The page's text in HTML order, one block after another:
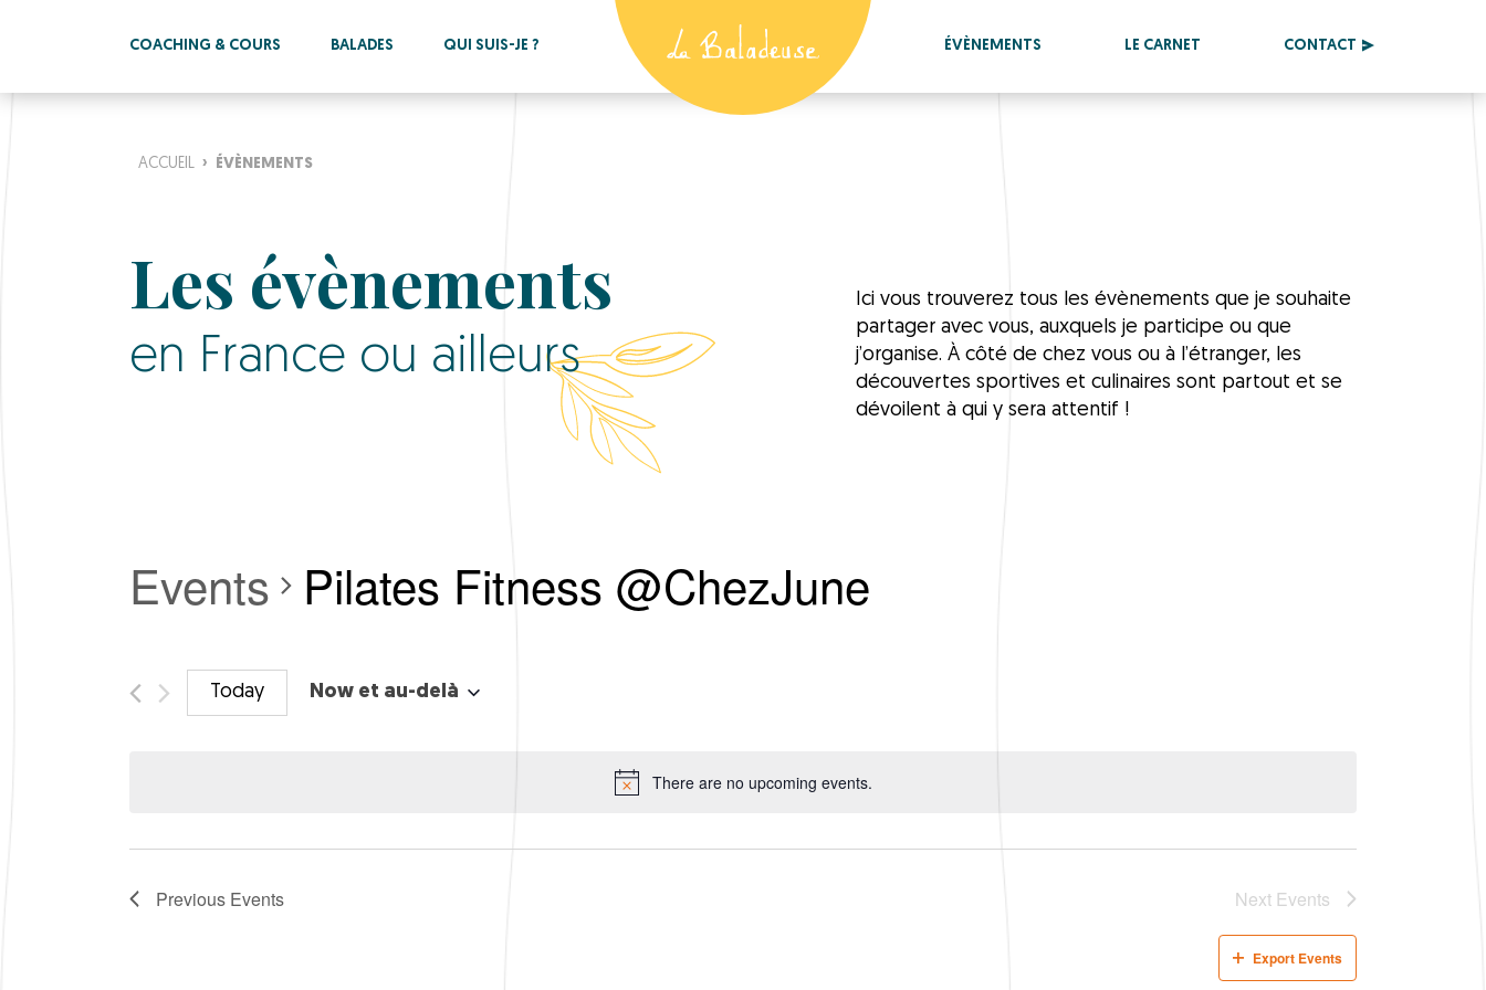
COACHING & COURS BALADES QUI SUIS-JE ? ÉVÈNEMENTS LE CARNET CONTACT
ACCUEIL › ÉVÈNEMENTS
Les évènements
en France ou ailleurs
Ici vous trouverez tous les évènements que je souhaite
partager avec vous, auxquels je participe ou que
j’organise. À côté de chez vous ou à l’étranger, les
découvertes sportives et culinaires sont partout et se
dévoilent à qui y sera attentif !
There are no upcoming events.
Events Pilates Fitness @ChezJune
Today
Now et au-delà
d
Previous Events Next Events
Export Events